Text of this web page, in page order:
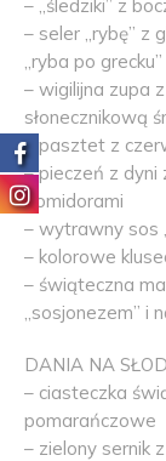
– ,,śledziki” z
– seler ,,rybę” z
,,ryba po
– wigilijna zupa
słonecznikową
– pasztet z
– pieczeń z dyni
pomidorami
– wytrawny sos
– kolorowe
– świąteczna
,,sosjonezem” i
DANIA NA
– ciasteczka
pomarańczowe
– zielony sernik